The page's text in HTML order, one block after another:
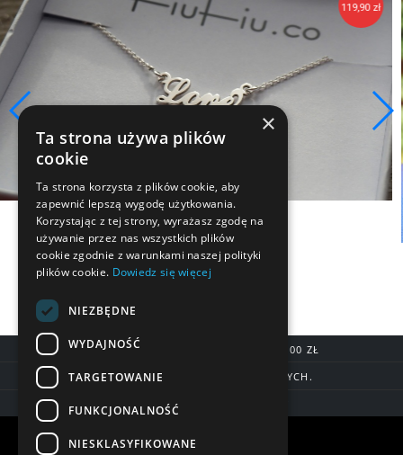
zł
DARMOWA DOSTAWA OD 200,00 ZŁ
DOSTAWA DO 7 DNI ROBOCZYCH.
BLIK, SZYBKIE PRZELEWY
Warunki zakupów
×
Ta strona używa plików
cookie
Ta strona korzysta z plików cookie, aby
zapewnić lepszą wygodę użytkowania.
Korzystając z tej strony, wyrażasz zgodę na
używanie przez nas wszystkich plików
cookie zgodnie z warunkami naszej polityki
plików cookie. Dowiedz się więcej
NIEZBĘDNE
WYDAJNOŚĆ
TARGETOWANIE
FUNKCJONALNOŚĆ
NIESKLASYFIKOWANE